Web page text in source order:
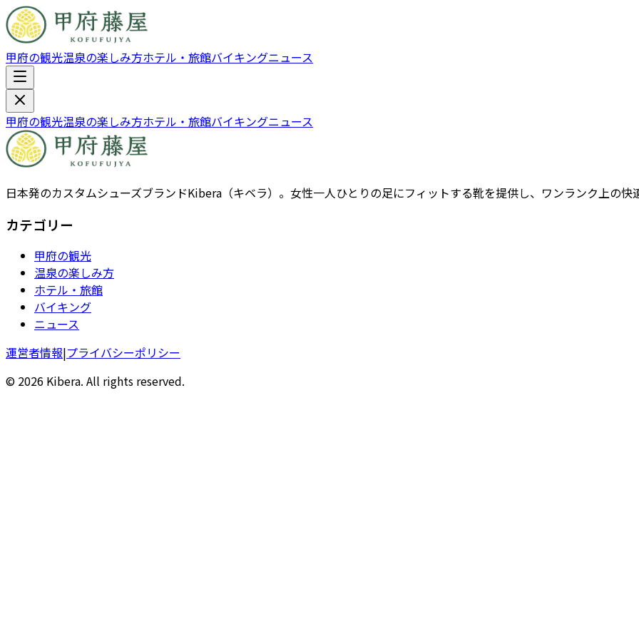
甲府の観光温泉の楽しみ方ホテル・旅館バイキングニュース
甲府の観光温泉の楽しみ方ホテル・旅館バイキングニュース
日本発のカスタムシューズブランドKibera（キベラ）。女性一人ひとりの足にフィットする靴を提供し、ワンランク上の快
カテゴリー
甲府の観光
温泉の楽しみ方
ホテル・旅館
バイキング
ニュース
運営者情報|プライバシーポリシー
© 2026 Kibera. All rights reserved.